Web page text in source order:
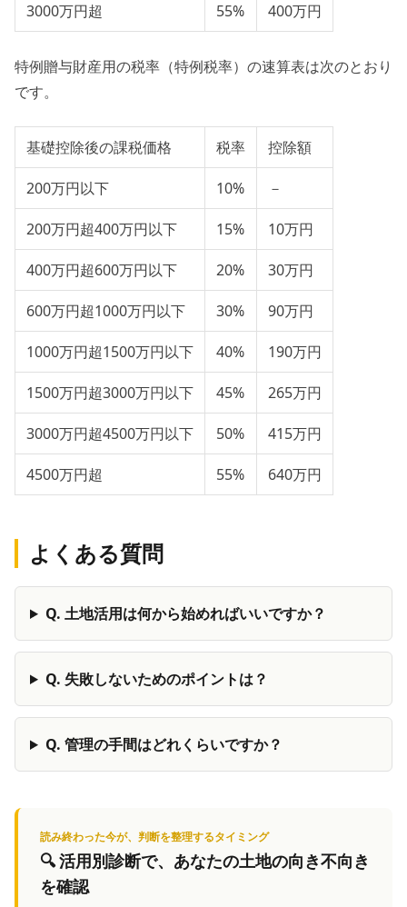
3000万円超 55% 400万円
特例贈与財産用の税率（特例税率）の速算表は次のとおり
です。
基礎控除後の課税価格 税率 控除額
200万円以下 10% －
200万円超400万円以下 15% 10万円
400万円超600万円以下 20% 30万円
600万円超1000万円以下 30% 90万円
1000万円超1500万円以下 40% 190万円
1500万円超3000万円以下 45% 265万円
3000万円超4500万円以下 50% 415万円
4500万円超 55% 640万円
よくある質問
Q. 土地活用は何から始めればいいですか？
Q. 失敗しないためのポイントは？
Q. 管理の手間はどれくらいですか？
読み終わった今が、判断を整理するタイミング
🔍活用別診断で、あなたの土地の向き不向き
を確認